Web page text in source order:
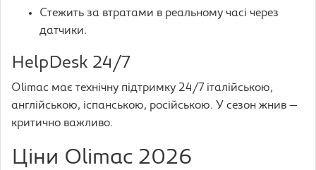
Стежить за втратами в реальному часі через
датчики.
HelpDesk 24/7
Olimac має технічну підтримку 24/7 італійською,
англійською, іспанською, російською. У сезон жнив —
критично важливо.
Ціни Olimac 2026